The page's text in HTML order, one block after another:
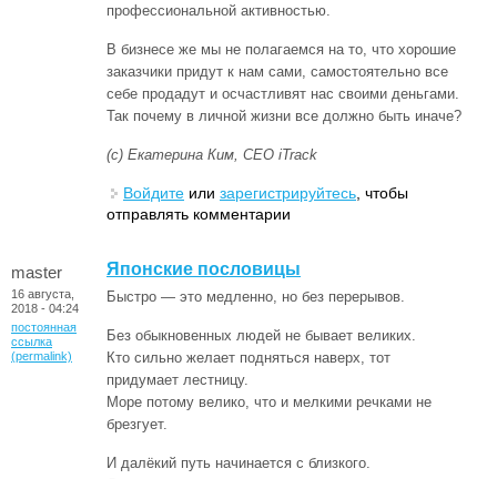
профессиональной активностью.
В бизнесе же мы не полагаемся на то, что хорошие
заказчики придут к нам сами, самостоятельно все
себе продадут и осчастливят нас своими деньгами.
Так почему в личной жизни все должно быть иначе?
(с) Екатерина Ким, CEO iTrack
Войдите или зарегистрируйтесь , чтобы
отправлять комментарии
master
16 августа,
2018 - 04:24
постоянная
ссылка
(permalink)
Японские пословицы
Быстро — это медленно, но без перерывов.
Без обыкновенных людей не бывает великих.
Кто сильно желает подняться наверх, тот
придумает лестницу.
Море потому велико, что и мелкими речками не
брезгует.
И далёкий путь начинается с близкого.